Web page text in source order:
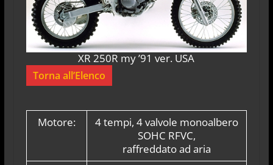
XR 250R my ’91 ver. USA
Torna all’Elenco
Motore:
4 tempi, 4 valvole monoalbero
SOHC RFVC,
raffreddato ad aria